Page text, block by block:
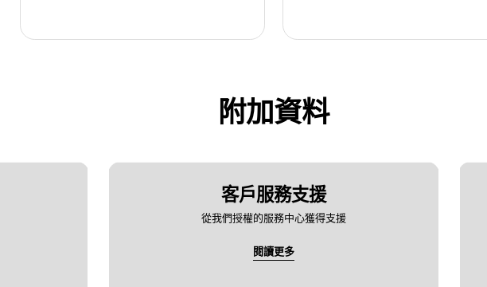
附加資料
客戶服務支援
從我們授權的服務中心獲得支援
閱讀更多